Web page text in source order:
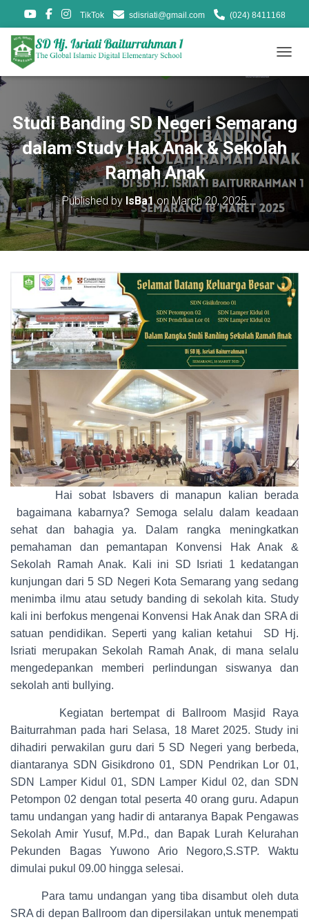
TikTok sdisriati@gmail.com (024) 8411168
O
E
A
V
I
A
Studi Banding SD Negeri Semarang
dalam Study Hak Anak & Sekolah
Ramah Anak
Published by IsBa1onMarch 20, 2025
Hai sobat Isbavers di manapun kalian berada
bagaimana kabarnya? Semoga selalu dalam keadaan
sehat dan bahagia ya. Dalam rangka meningkatkan
pemahaman dan pemantapan Konvensi Hak Anak &
Sekolah Ramah Anak. Kali ini SD Isriati 1 kedatangan
kunjungan dari 5 SD Negeri Kota Semarang yang sedang
menimba ilmu atau setudy banding di sekolah kita. Study
kali ini berfokus mengenai Konvensi Hak Anak dan SRA di
satuan pendidikan. Seperti yang kalian ketahui SD Hj.
Isriati merupakan Sekolah Ramah Anak, di mana selalu
mengedepankan memberi perlindungan siswanya dan
sekolah anti bullying.
Kegiatan bertempat di Ballroom Masjid Raya
Baiturrahman pada hari Selasa, 18 Maret 2025. Study ini
dihadiri perwakilan guru dari 5 SD Negeri yang berbeda,
diantaranya SDN Gisikdrono 01, SDN Pendrikan Lor 01,
SDN Lamper Kidul 01, SDN Lamper Kidul 02, dan SDN
Petompon 02 dengan total peserta 40 orang guru. Adapun
tamu undangan yang hadir di antaranya Bapak Pengawas
Sekolah Amir Yusuf, M.Pd., dan Bapak Lurah Kelurahan
Pekunden Bagas Yuwono Ario Negoro,S.STP. Waktu
dimulai pukul 09.00 hingga selesai.
Para tamu undangan yang tiba disambut oleh duta
SRA di depan Ballroom dan dipersilakan untuk menempati